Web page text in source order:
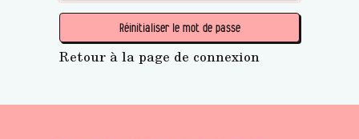
Réinitialiser le mot de passe
Retour à la page de connexion